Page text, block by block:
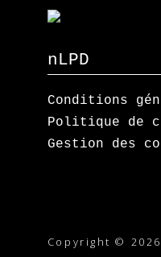
nLPD
Conditions
Politique de
Gestion des
Copyright ©